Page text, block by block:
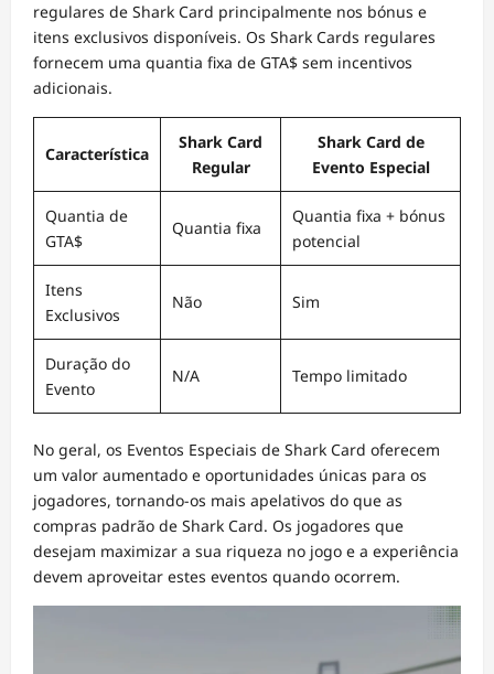
regulares de Shark Card principalmente nos bónus e
itens exclusivos disponíveis. Os Shark Cards regulares
fornecem uma quantia fixa de GTA$ sem incentivos
adicionais.
Característica
Shark Card
Regular
Shark Card de
Evento Especial
Quantia de
GTA$
Quantia fixa
Quantia fixa + bónus
potencial
Itens
Exclusivos
Não Sim
Duração do
Evento
N/A Tempo limitado
No geral, os Eventos Especiais de Shark Card oferecem
um valor aumentado e oportunidades únicas para os
jogadores, tornando-os mais apelativos do que as
compras padrão de Shark Card. Os jogadores que
desejam maximizar a sua riqueza no jogo e a experiência
devem aproveitar estes eventos quando ocorrem.